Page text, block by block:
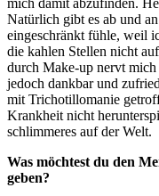
Natürlich gibt es ab und
eingeschränkt fühle, weil
die kahlen Stellen nicht
durch Make-up nervt mich
jedoch dankbar und
mit Trichotillomanie
Krankheit nicht
schlimmeres auf der Welt.
Was möchtest du den
geben?